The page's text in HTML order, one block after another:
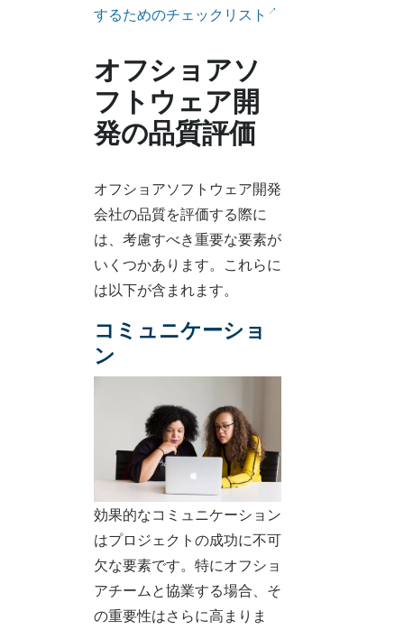
するためのチェックリスト
オフショアソ
フトウェア開
発の品質評価
オフショアソフトウェア開発
会社の品質を評価する際に
は、考慮すべき重要な要素が
いくつかあります。これらに
は以下が含まれます。
コミュニケーショ
ン
効果的なコミュニケーション
はプロジェクトの成功に不可
欠な要素です。特にオフショ
アチームと協業する場合、そ
の重要性はさらに高まりま